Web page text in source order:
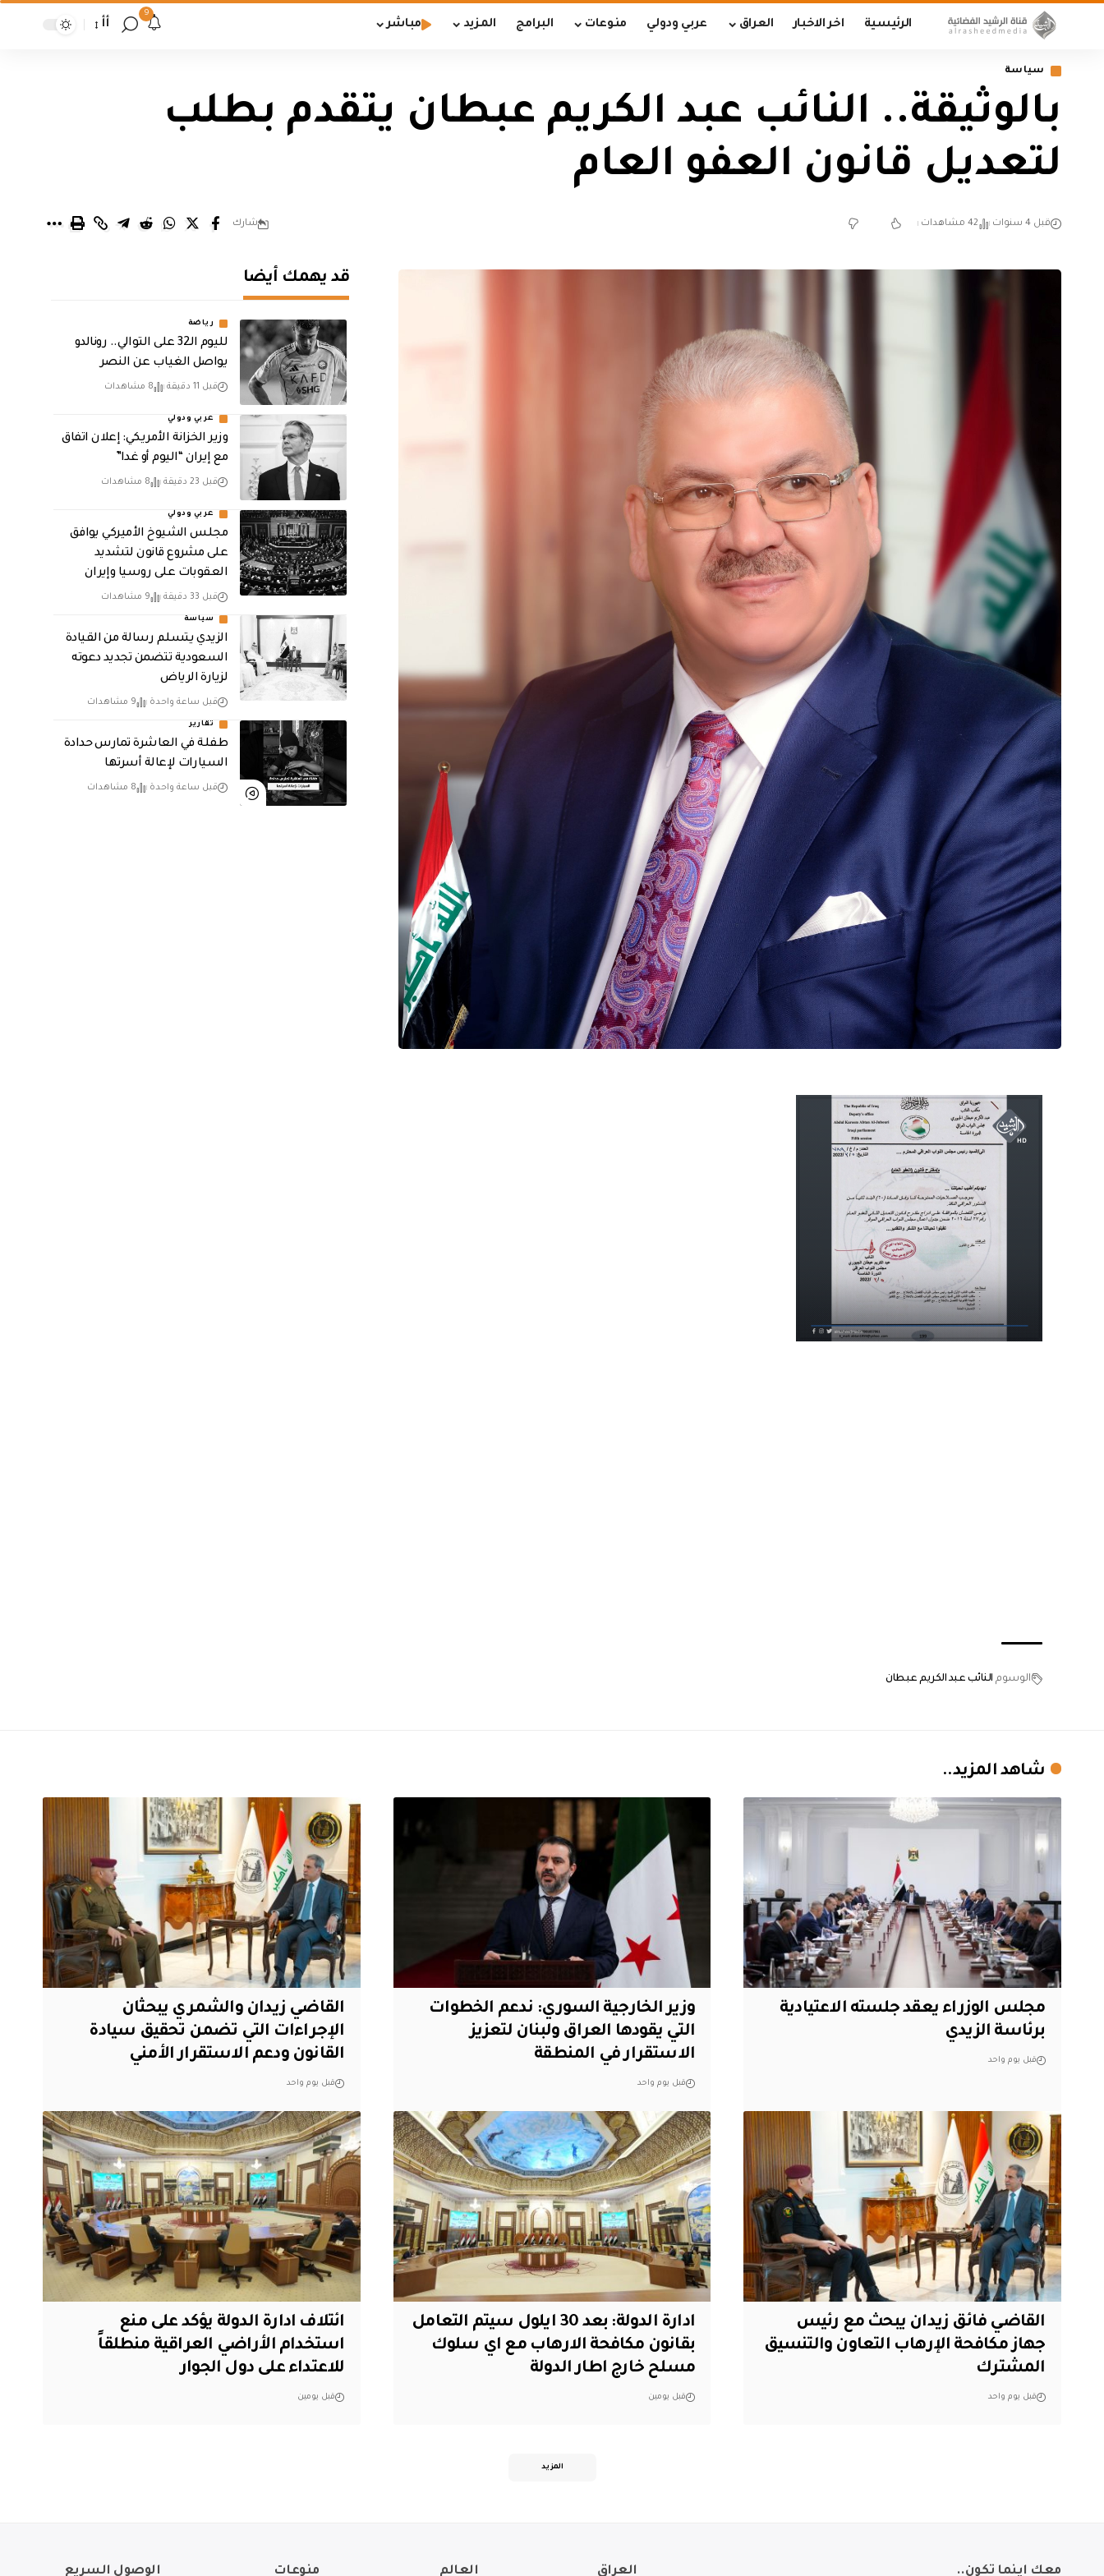
الرئيسية اخر الاخبار العراق عربي ودولي منوعات البرامج المزيد مباشر
9
أأ
سياسة
بالوثيقة.. النائب عبد الكريم عبطان يتقدم بطلب
لتعديل قانون العفو العام
قبل 4 سنوات 42 مشاهدات شارك
الوسوم النائب عبد الكريم عبطان
قد يهمك أيضا
رياضة
لليوم الـ32 على التوالي.. رونالدو
يواصل الغياب عن النصر
قبل 11 دقيقة 8 مشاهدات
عربي ودولي
وزير الخزانة الأمريكي: إعلان اتفاق
مع إيران “اليوم أو غدا”
قبل 23 دقيقة 8 مشاهدات
عربي ودولي
مجلس الشيوخ الأميركي يوافق
على مشروع قانون لتشديد
العقوبات على روسيا وإيران
قبل 33 دقيقة 9 مشاهدات
سياسة
الزيدي يتسلم رسالة من القيادة
السعودية تتضمن تجديد دعوته
لزيارة الرياض
قبل ساعة واحدة 9 مشاهدات
تقارير
طفلة في العاشرة تمارس حدادة
السيارات لإعالة أسرتها
قبل ساعة واحدة 8 مشاهدات
شاهد المزيد..
مجلس الوزراء يعقد جلسته الاعتيادية
برئاسة الزيدي
قبل يوم واحد
وزير الخارجية السوري: ندعم الخطوات
التي يقودها العراق ولبنان لتعزيز
الاستقرار في المنطقة
قبل يوم واحد
القاضي زيدان والشمري يبحثان
الإجراءات التي تضمن تحقيق سيادة
القانون ودعم الاستقرار الأمني
قبل يوم واحد
القاضي فائق زيدان يبحث مع رئيس
جهاز مكافحة الإرهاب التعاون والتنسيق
المشترك
قبل يوم واحد
ادارة الدولة: بعد 30 ايلول سيتم التعامل
بقانون مكافحة الارهاب مع اي سلوك
مسلح خارج اطار الدولة
قبل يومين
ائتلاف ادارة الدولة يؤكد على منع
استخدام الأراضي العراقية منطلقاً
للاعتداء على دول الجوار
قبل يومين
المزيد
معك اينما تكون.. العراق العالم منوعات الوصول السريع